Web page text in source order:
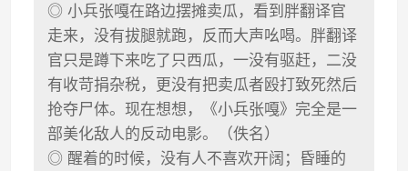
◎ 小兵张嘎在路边摆摊卖瓜，看到胖翻译官
走来，没有拔腿就跑，反而大声吆喝。胖翻译
官只是蹲下来吃了只西瓜，一没有驱赶，二没
有收苛捐杂税，更没有把卖瓜者殴打致死然后
抢夺尸体。现在想想，《小兵张嘎》完全是一
部美化敌人的反动电影。（佚名）
◎ 醒着的时候，没有人不喜欢开阔；昏睡的